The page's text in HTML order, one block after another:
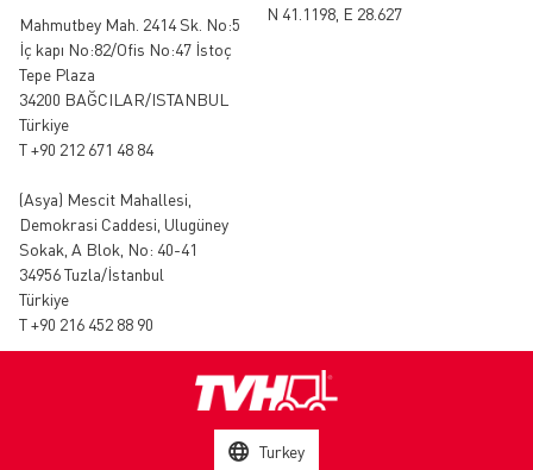
Mahmutbey Mah. 2414 Sk. No:5
İç kapı No:82/Ofis No:47 İstoç
Tepe Plaza
34200 BAĞCILAR/ISTANBUL
Türkiye
T +90 212 671 48 84
(Asya) Mescit Mahallesi,
Demokrasi Caddesi, Ulugüney
Sokak, A Blok, No: 40-41
34956 Tuzla/İstanbul
Türkiye
T +90 216 452 88 90
N 41.1198, E 28.627
Turkey